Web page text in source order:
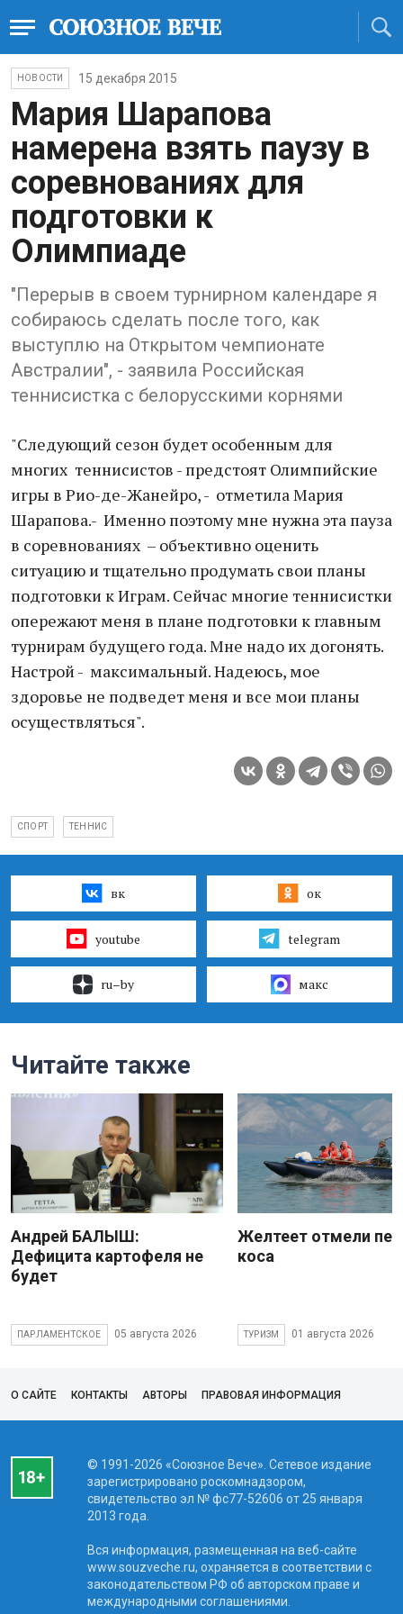
НОВОСТИ 15 декабря 2015
Мария Шарапова
намерена взять паузу в
соревнованиях для
подготовки к
Олимпиаде
"Перерыв в своем турнирном календаре я
собираюсь сделать после того, как
выступлю на Открытом чемпионате
Австралии", - заявила Российская
теннисистка с белорусскими корнями
"Следующий сезон будет особенным для
многих теннисистов - предстоят Олимпийские
игры в Рио-де-Жанейро, - отметила Мария
Шарапова.- Именно поэтому мне нужна эта пауза
в соревнованиях – объективно оценить
ситуацию и тщательно продумать свои планы
подготовки к Играм. Сейчас многие теннисистки
опережают меня в плане подготовки к главным
турнирам будущего года. Мне надо их догонять.
Настрой - максимальный. Надеюсь, мое
здоровье не подведет меня и все мои планы
осуществляться".
СПОРТ ТЕННИС
вк ок
youtube telegram
ru–by макс
Читайте также
Андрей БАЛЫШ:
Дефицита картофеля не
будет
ПАРЛАМЕНТСКОЕ 05 августа 2026
Желтеет отмели
коса
ТУРИЗМ 01 августа 2026
О САЙТЕ КОНТАКТЫ АВТОРЫ ПРАВОВАЯ ИНФОРМАЦИЯ
© 1991-2026 «Союзное Вече». Сетевое издание
зарегистрировано роскомнадзором,
свидетельство эл № фc77-52606 от 25 января
2013 года.
Вся информация, размещенная на веб-сайте
www.souzveche.ru, охраняется в соответствии с
законодательством РФ об авторском праве и
международными соглашениями.